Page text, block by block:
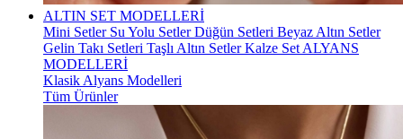
ALTIN SET MODELLERİ
Mini Setler Su Yolu SetlerDüğün Setleri Beyaz Altın Setler
Gelin Takı Setleri Taşlı Altın SetlerKalze Set ALYANS
MODELLERİ
Klasik Alyans Modelleri
Tüm Ürünler